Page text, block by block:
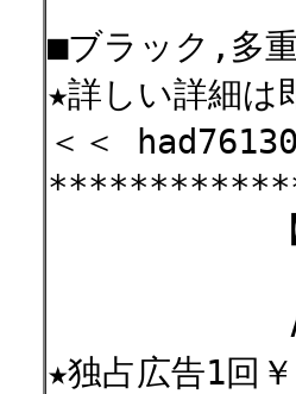
■ブラック,多
★詳しい詳細は
＜＜
【【
メル
ASP情報
★独占広告1回